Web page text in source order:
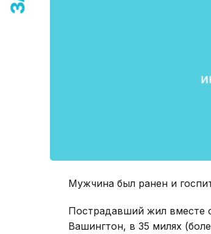
Мужчина был ранен и
Пострадавший жил вместе
Вашингтон, в 35 милях